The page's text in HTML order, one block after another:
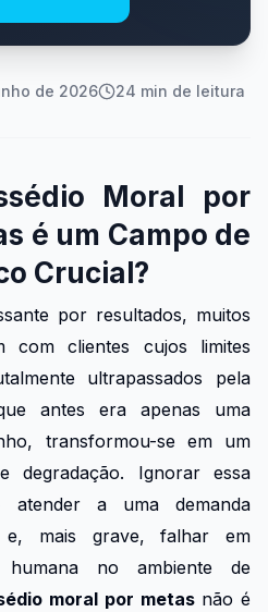
de 2026 24 min de leitura
Moral por
é um Campo de
Crucial?
por resultados, muitos
com clientes cujos limites
ultrapassados pela
antes era apenas uma
transformou-se em um
degradação. Ignorar essa
atender a uma demanda
e, mais grave, falhar em
humana no ambiente de
moral por metasnão é